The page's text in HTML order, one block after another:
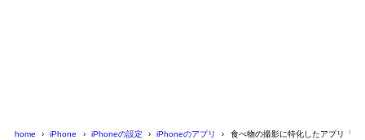
home iPhone iPhoneの設定 iPhoneのアプリ 食べ物の撮影に特化したアプリ「